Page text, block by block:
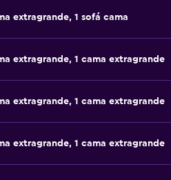
extragrande, 1 sofá cama
extragrande, 1 cama extragrande
extragrande, 1 cama extragrande
extragrande, 1 cama extragrande